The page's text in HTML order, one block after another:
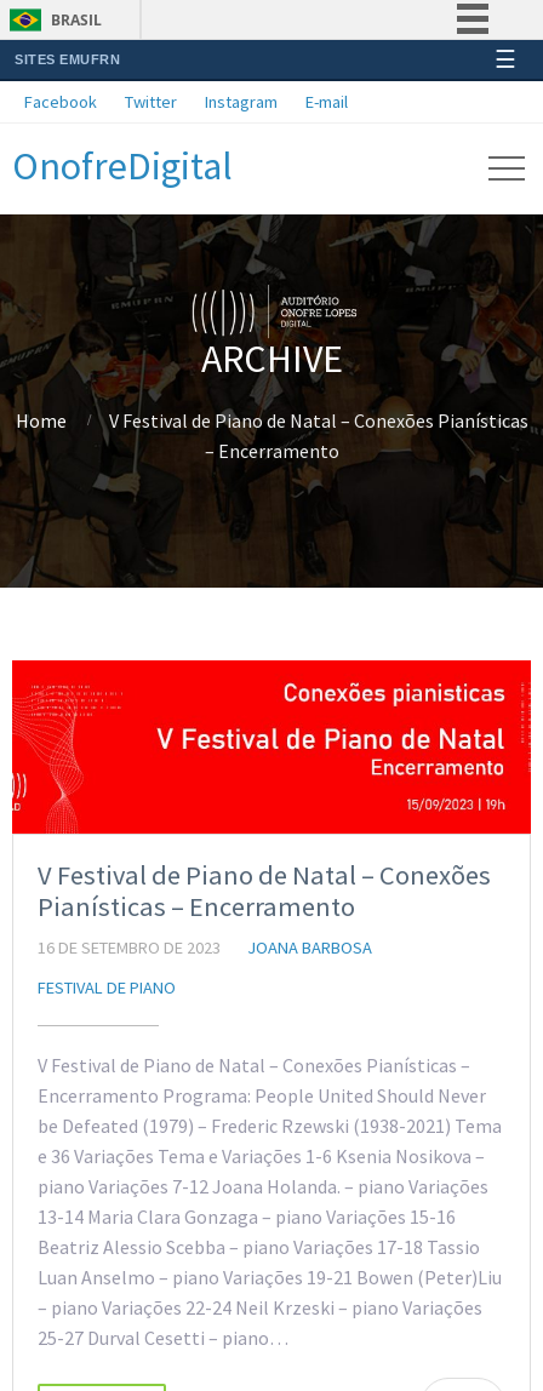
BRASIL
Simplifique!
Acesso à informação
Legislação
Canais
SITES EMUFRN ☰
Facebook Twitter Instagram E-mail
OnofreDigital
ARCHIVE
Home
V Festival de Piano de Natal – Conexões Pianísticas
– Encerramento
V Festival de Piano de Natal – Conexões
Pianísticas – Encerramento
16 DE SETEMBRO DE 2023
JOANA BARBOSA
FESTIVAL DE PIANO
V Festival de Piano de Natal – Conexões Pianísticas –
Encerramento Programa: People United Should Never
be Defeated (1979) – Frederic Rzewski (1938-2021) Tema
e 36 Variações Tema e Variações 1-6 Ksenia Nosikova –
piano Variações 7-12 Joana Holanda. – piano Variações
13-14 Maria Clara Gonzaga – piano Variações 15-16
Beatriz Alessio Scebba – piano Variações 17-18 Tassio
Luan Anselmo – piano Variações 19-21 Bowen (Peter)Liu
– piano Variações 22-24 Neil Krzeski – piano Variações
25-27 Durval Cesetti – piano…